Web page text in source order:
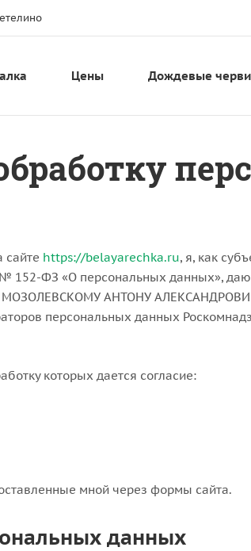
Цены Дождевые черви
сайте https://belayarechka.ru, я, как
152-ФЗ «О персональных данных»,
МОЗОЛЕВСКОМУ АНТОНУ
персональных данных
которых дается согласие:
мной через формы сайта.
данных